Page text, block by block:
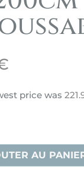
price was
AU